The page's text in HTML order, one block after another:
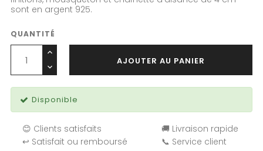
sont en argent 925.
QUANTITÉ
AJOUTER AU PANIER
Disponible
😊 Clients satisfaits
🚚 Livraison rapide
↩️ Satisfait ou remboursé
📞 Service client